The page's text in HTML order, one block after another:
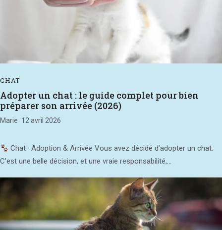
CHAT
Adopter un chat : le guide complet pour bien
préparer son arrivée (2026)
Marie 12 avril 2026
Chat · Adoption & Arrivée Vous avez décidé d’adopter un chat.
C’est une belle décision, et une vraie responsabilité,...